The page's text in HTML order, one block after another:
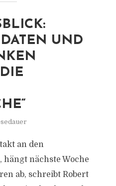
UND
an den
nächste Woche
ab, schreibt Robert